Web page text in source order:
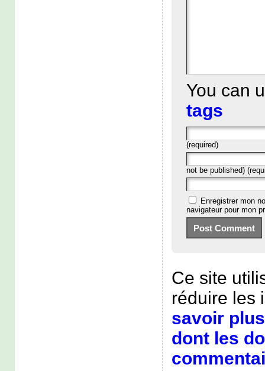
You can
tags
(required)
not be published)
Enregistrer mon
navigateur pour mon
Ce site
réduire les
savoir
dont les